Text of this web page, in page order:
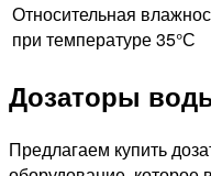
Относительная
при температуре 35°С
Дозаторы
Предлагаем купить